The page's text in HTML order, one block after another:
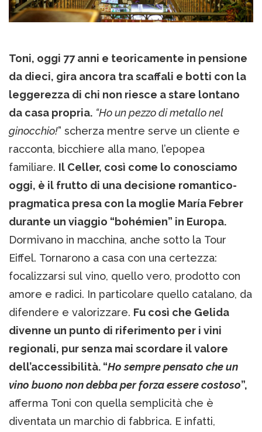
Toni, oggi 77 anni e teoricamente in pensione
da dieci, gira ancora tra scaffali e botti con la
leggerezza di chi non riesce a stare lontano
da casa propria. “Ho un pezzo di metallo nel
ginocchio!” scherza mentre serve un cliente e
racconta, bicchiere alla mano, l’epopea
familiare. Il Celler, così come lo conosciamo
oggi, è il frutto di una decisione romantico-
pragmatica presa con la moglie María Febrer
durante un viaggio “bohémien” in Europa.
Dormivano in macchina, anche sotto la Tour
Eiffel. Tornarono a casa con una certezza:
focalizzarsi sul vino, quello vero, prodotto con
amore e radici. In particolare quello catalano, da
difendere e valorizzare. Fu così che Gelida
divenne un punto di riferimento per i vini
regionali, pur senza mai scordare il valore
dell’accessibilità. “Ho sempre pensato che un
vino buono non debba per forza essere costoso”,
afferma Toni con quella semplicità che è
diventata un marchio di fabbrica. E infatti,